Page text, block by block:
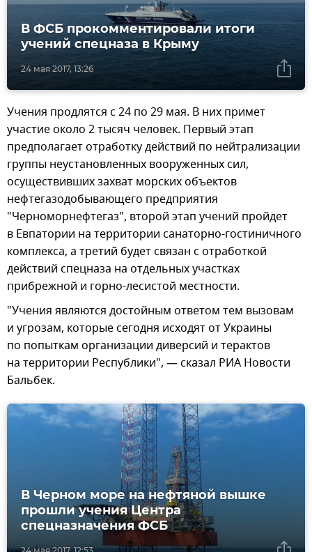
24 мая 2017, 13:26
В ФСБ прокомментировали итоги
учений спецназа в Крыму
Учения продлятся с 24 по 29 мая. В них примет
участие около 2 тысяч человек. Первый этап
предполагает отработку действий по нейтрализации
группы неустановленных вооруженных сил,
осуществивших захват морских объектов
нефтегазодобывающего предприятия
"Черноморнефтегаз", второй этап учений пройдет
в Евпатории на территории санаторно-гостиничного
комплекса, а третий будет связан с отработкой
действий спецназа на отдельных участках
прибрежной и горно-лесистой местности.
"Учения являются достойным ответом тем вызовам
и угрозам, которые сегодня исходят от Украины
по попыткам организации диверсий и терактов
на территории Республики", — сказал РИА Новости
Бальбек.
В Черном море на нефтяной вышке
прошли учения Центра
спецназначения ФСБ